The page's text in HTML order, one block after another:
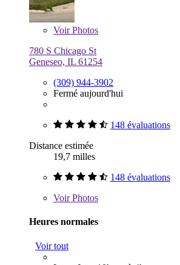
VoirPhotos
780 S Chicago St
Geneseo, IL 61254
(309) 944-3902
Fermé aujourd'hui
148 évaluations
Distance estimée
19,7 milles
148 évaluations
VoirPhotos
Heures normales
Voir tout